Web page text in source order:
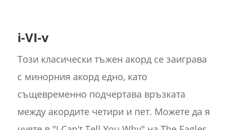
i-VI-v
Този класически тъжен акорд се заиграва
с минорния акорд едно, като
същевременно подчертава връзката
между акордите четири и пет. Можете да я